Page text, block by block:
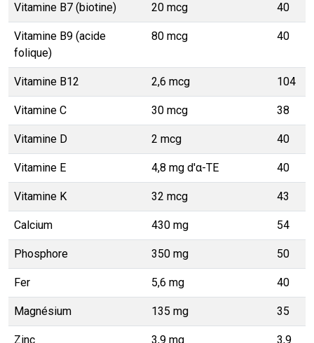
Vitamine B7 (biotine) 20 mcg 40
Vitamine B9 (acide
folique)
80 mcg 40
Vitamine B12 2,6 mcg 104
Vitamine C 30 mcg 38
Vitamine D 2 mcg 40
Vitamine E 4,8 mg d'α-TE 40
Vitamine K 32 mcg 43
Calcium 430 mg 54
Phosphore 350 mg 50
Fer 5,6 mg 40
Magnésium 135 mg 35
Zinc 3,9 mg 3,9